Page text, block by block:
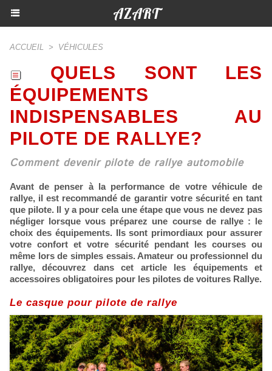
AZART
ACCUEIL > VÉHICULES
QUELS SONT LES
ÉQUIPEMENTS
INDISPENSABLES AU
PILOTE DE RALLYE?
Comment devenir pilote de rallye automobile
Avant de penser à la performance de votre véhicule de
rallye, il est recommandé de garantir votre sécurité en tant
que pilote. Il y a pour cela une étape que vous ne devez pas
négliger lorsque vous préparez une course de rallye : le
choix des équipements. Ils sont primordiaux pour assurer
votre confort et votre sécurité pendant les courses ou
même lors de simples essais. Amateur ou professionnel du
rallye, découvrez dans cet article les équipements et
accessoires obligatoires pour les pilotes de voitures Rallye.
Le casque pour pilote de rallye